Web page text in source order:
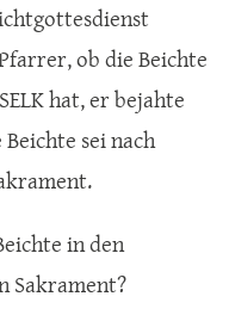
ob die Beichte
hat, er bejahte
sei nach
in den
Sakrament?